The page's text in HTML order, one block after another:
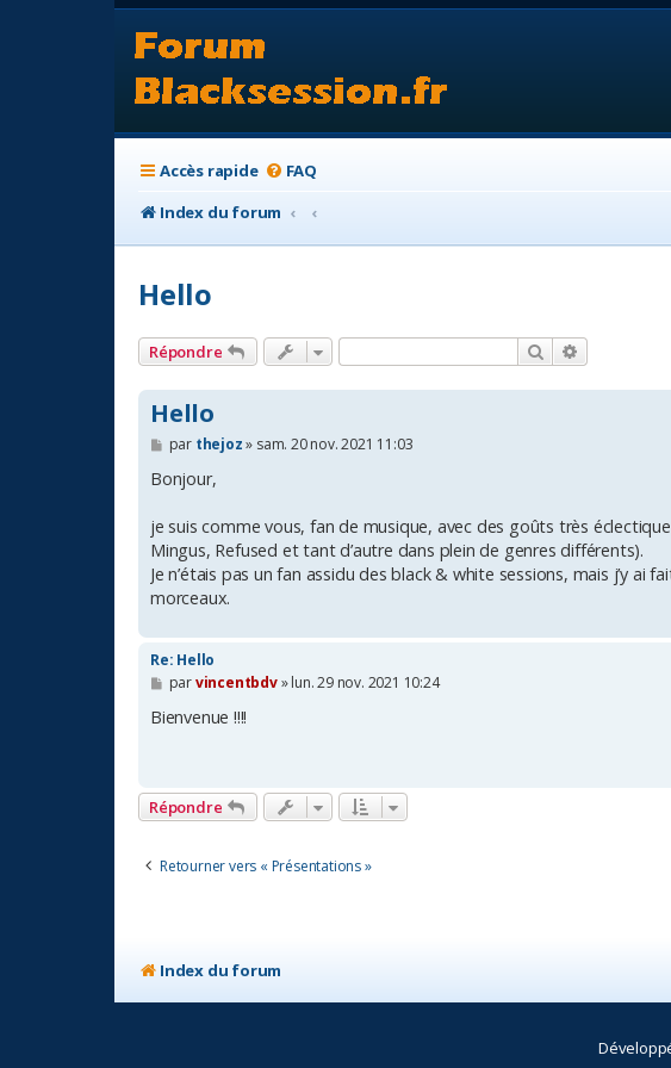
Accès rapide FAQ
Index du forum
Hello
Répondre Rechercher
Hello
M
e
s
g
e
par thejoz» sam. 20 nov. 2021 11:03
Bonjour,
je suis comme vous, fan de musique, avec des goûts très
Mingus, Refused et tant d’autre dans plein de genres différents).
Je n’étais pas un fan assidu des black & white sessions, mais j’y
morceaux.
Re: Hello
M
e
s
parvincentbdv»lun. 29 nov. 2021 10:24
Bienvenue !!!!
Répondre
Retourner vers « Présentations »
Index du forum